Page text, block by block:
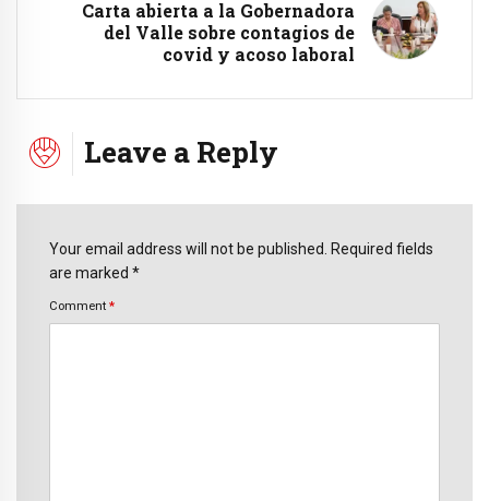
Carta abierta a la Gobernadora
del Valle sobre contagios de
covid y acoso laboral
Leave a Reply
Your email address will not be published. Required fields
are marked *
Comment *